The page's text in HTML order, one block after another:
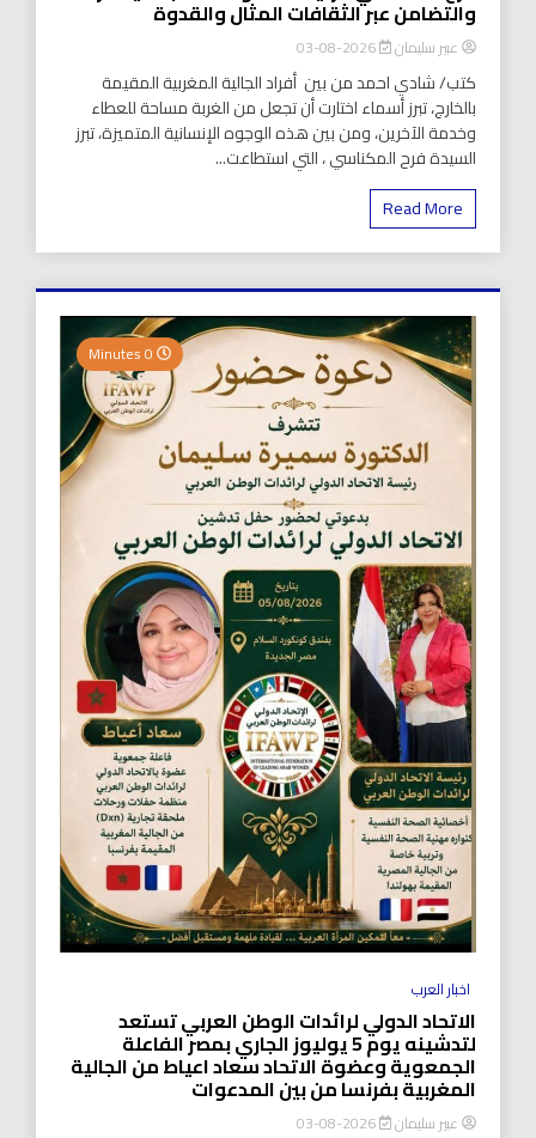
والتضامن عبر الثقافات المثال والقدوة
عبير سليمان 2026-08-03
كتب/ شادي احمد من بين أفراد الجالية المغربية المقيمة
بالخارج، تبرز أسماء اختارت أن تجعل من الغربة مساحة للعطاء
وخدمة الآخرين، ومن بين هذه الوجوه الإنسانية المتميزة، تبرز
السيدة فرح المكناسي ، التي استطاعت...
Read More
اخبار العرب
الاتحاد الدولي لرائدات الوطن العربي تستعد
لتدشينه يوم 5 يوليوز الجاري بمصر الفاعلة
الجمعوية وعضوة الاتحاد سعاد اعياط من الجالية
المغربية بفرنسا من بين المدعوات
عبير سليمان 2026-08-03